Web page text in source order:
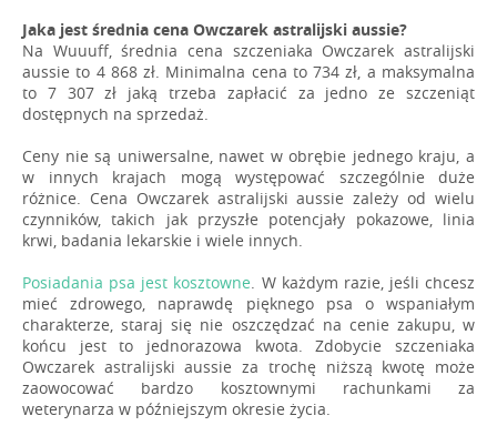
Jaka jest średnia cena Owczarek astralijski aussie?
Na Wuuuff, średnia cena szczeniaka Owczarek astralijski
aussie to 4 868 zł. Minimalna cena to 734 zł, a maksymalna
to 7 307 zł jaką trzeba zapłacić za jedno ze szczeniąt
dostępnych na sprzedaż.
Ceny nie są uniwersalne, nawet w obrębie jednego kraju, a
w innych krajach mogą występować szczególnie duże
różnice. Cena Owczarek astralijski aussie zależy od wielu
czynników, takich jak przyszłe potencjały pokazowe, linia
krwi, badania lekarskie i wiele innych.
Posiadania psa jest kosztowne. W każdym razie, jeśli chcesz
mieć zdrowego, naprawdę pięknego psa o wspaniałym
charakterze, staraj się nie oszczędzać na cenie zakupu, w
końcu jest to jednorazowa kwota. Zdobycie szczeniaka
Owczarek astralijski aussie za trochę niższą kwotę może
zaowocować bardzo kosztownymi rachunkami za
weterynarza w późniejszym okresie życia.